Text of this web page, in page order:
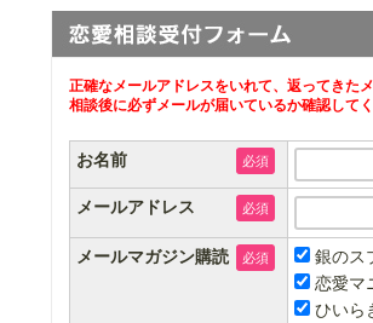
正確なメールアドレスをいれて、返ってきた
相談後に必ずメールが届いているか確認してく
お名前 必須
メールアドレス 必須
メールマガジン購読 必須
銀のス
恋愛マ
ひいら